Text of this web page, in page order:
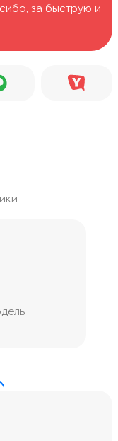
за быструю и